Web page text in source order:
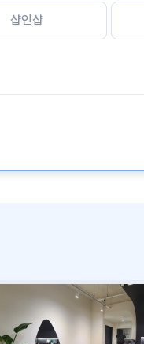
샵인샵